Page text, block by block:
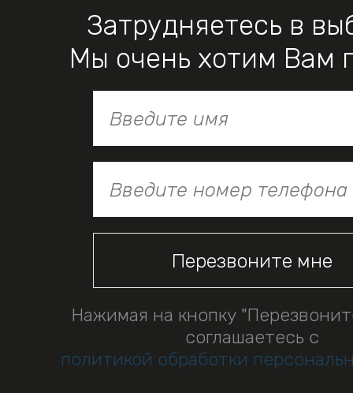
Затрудняетесь в
Мы очень хотим Вам
Нажимая на кнопку
соглашаетесь с
политикой обработки